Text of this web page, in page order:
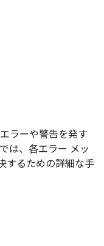
ラーや警告を発す
は、各エラー メッ
するための詳細な手